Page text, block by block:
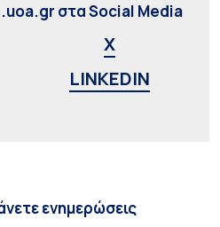
στα Social Media
X
LINKEDIN
ενημερώσεις